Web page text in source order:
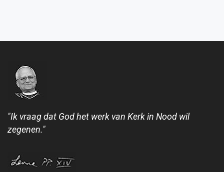
"Ik vraag dat God het werk van Kerk in Nood wil
zegenen."